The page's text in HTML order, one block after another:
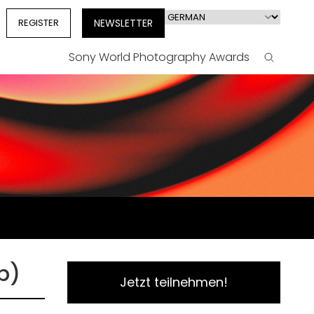
REGISTER NEWSLETTER
Select
language
Sony World Photography Awards Search
Jetzt teilnehmen!